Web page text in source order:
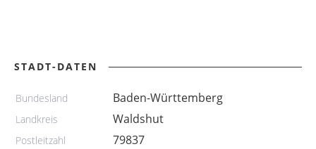
STADT-DATEN
Bundesland Baden-Württemberg
Landkreis Waldshut
Postleitzahl 79837